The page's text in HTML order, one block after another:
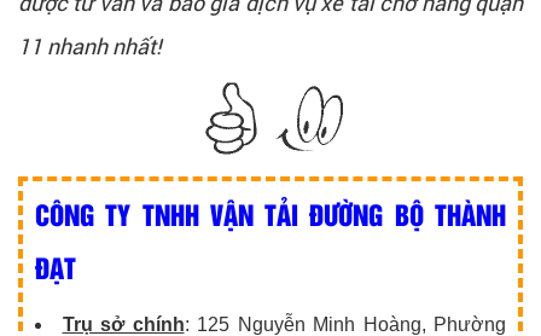
11 nhanh nhất!
CÔNG TY TNHH VẬN TẢI ĐƯỜNG BỘ THÀNH
ĐẠT
Trụ sở chính: 125 Nguyễn Minh Hoàng, Phường